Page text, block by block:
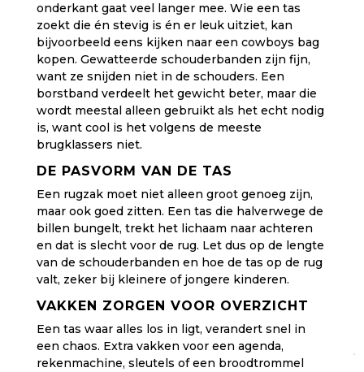
onderkant gaat veel langer mee. Wie een tas
zoekt die én stevig is én er leuk uitziet, kan
bijvoorbeeld eens kijken naar een cowboys bag
kopen. Gewatteerde schouderbanden zijn fijn,
want ze snijden niet in de schouders. Een
borstband verdeelt het gewicht beter, maar die
wordt meestal alleen gebruikt als het echt nodig
is, want cool is het volgens de meeste
brugklassers niet.
DE PASVORM VAN DE TAS
Een rugzak moet niet alleen groot genoeg zijn,
maar ook goed zitten. Een tas die halverwege de
billen bungelt, trekt het lichaam naar achteren
en dat is slecht voor de rug. Let dus op de lengte
van de schouderbanden en hoe de tas op de rug
valt, zeker bij kleinere of jongere kinderen.
VAKKEN ZORGEN VOOR OVERZICHT
Een tas waar alles los in ligt, verandert snel in
een chaos. Extra vakken voor een agenda,
rekenmachine, sleutels of een broodtrommel